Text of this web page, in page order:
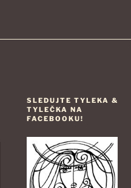
SLEDUJTE TYLEKA &
TYLEČKA NA
FACEBOOKU!